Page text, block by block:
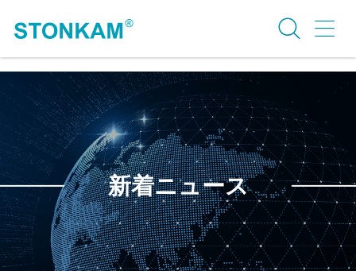
新着ニュース